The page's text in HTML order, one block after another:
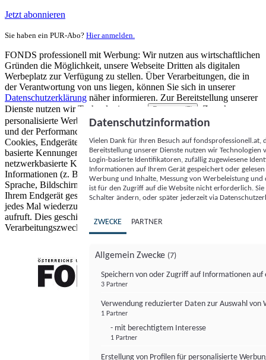
Jetzt abonnieren
Sie haben ein PUR-Abo? Hier anmelden.
FONDS professionell mit Werbung: Wir nutzen aus wirtschaftlichen
Gründen die Möglichkeit, unsere Webseite Dritten als digitalen
Werbeplatz zur Verfügung zu stellen. Über Verarbeitungen, die in
der Verantwortung von uns liegen, können Sie sich in unserer
Datenschutzerklärung näher informieren. Zur Bereitstellung unserer
Dienste nutzen wir Technologien von
Partnern (5)
. Zwecke:
personalisierte Werbung und Inhalte, Messung von Werbeleistung
und der Performance von Inhalten sowie Zielgruppenforschung.
Cookies, Endgeräte- oder ähnliche Online-Kennungen (z. B. login-
basierte Kennungen, zufällig generierte Kennungen,
netzwerkbasierte Kennungen) können zusammen mit anderen
Informationen (z. B. Browsertyp und Browserinformationen,
Sprache, Bildschirmgröße, unterstützte Technologien usw.) auf
Ihrem Endgerät gespeichert oder von dort ausgelesen werden, um es
jedes Mal wiederzuerkennen, wenn es eine App oder einer Webseite
aufruft. Dies geschieht für einen oder mehrere der hier aufgeführten
Verarbeitungszwecke.
Datenschutzinformation
Vielen Dank für Ihren Besuch auf
Bereitstellung unserer Dienste nutzen wir Technologien
Login-basierte Identifikatoren, zufällig zugewiesene
Informationen auf Ihrem Gerät gespeichert oder
Werbung und Inhalte, Messung von Werbeleistung
ist für den Zugriff auf die Website nicht erforderlich.
Schalter ändern, oder später jederzeit via
ZWECKE PARTNER
Allgemein Zwecke (7)
Speichern von oder Zugriff auf Informationen auf
3 Partner
Verwendung reduzierter Daten zur Auswahl von
1 Partner
- mit berechtigtem Interesse
1 Partner
Erstellung von Profilen für personalisierte
FONDS professionell